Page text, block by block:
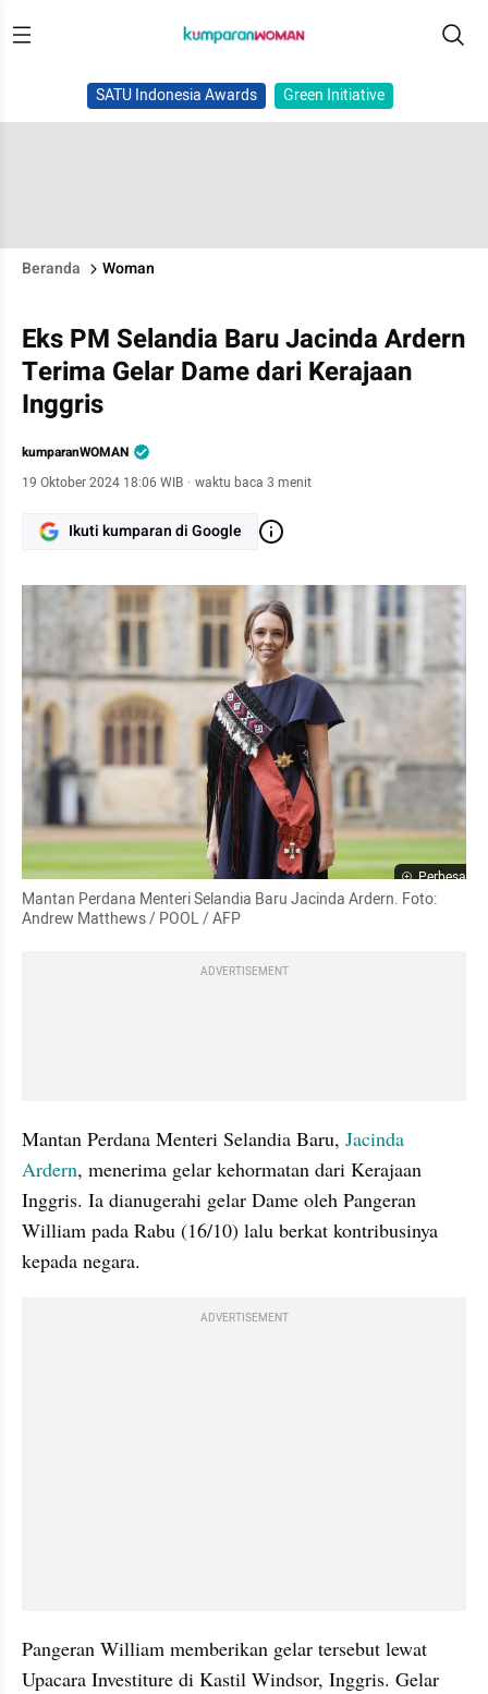
SATU Indonesia Awards Green Initiative
Beranda Woman
Eks PM Selandia Baru Jacinda Ardern
Terima Gelar Dame dari Kerajaan
Inggris
kumparanWOMAN
19 Oktober 2024 18:06 WIB · waktu baca 3 menit
Ikuti kumparan di Google
Perbesar
Mantan Perdana Menteri Selandia Baru Jacinda Ardern. Foto:
Andrew Matthews / POOL / AFP
ADVERTISEMENT
Mantan Perdana Menteri Selandia Baru, Jacinda
Ardern, menerima gelar kehormatan dari Kerajaan
Inggris. Ia dianugerahi gelar Dame oleh Pangeran
William pada Rabu (16/10) lalu berkat kontribusinya
kepada negara.
ADVERTISEMENT
Pangeran William memberikan gelar tersebut lewat
Upacara Investiture di Kastil Windsor, Inggris. Gelar